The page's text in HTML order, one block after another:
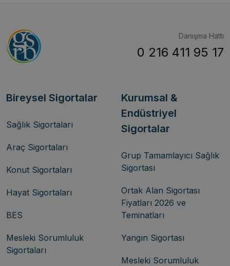
Danışma Hattı
0 216 411 95 17
Bireysel Sigortalar
Sağlık Sigortaları
Araç Sigortaları
Konut Sigortaları
Hayat Sigortaları
BES
Mesleki Sorumluluk
Sigortaları
Kurumsal &
Endüstriyel
Sigortalar
Grup Tamamlayıcı Sağlık
Sigortası
Ortak Alan Sigortası
Fiyatları 2026 ve
Teminatları
Yangın Sigortası
Mesleki Sorumluluk